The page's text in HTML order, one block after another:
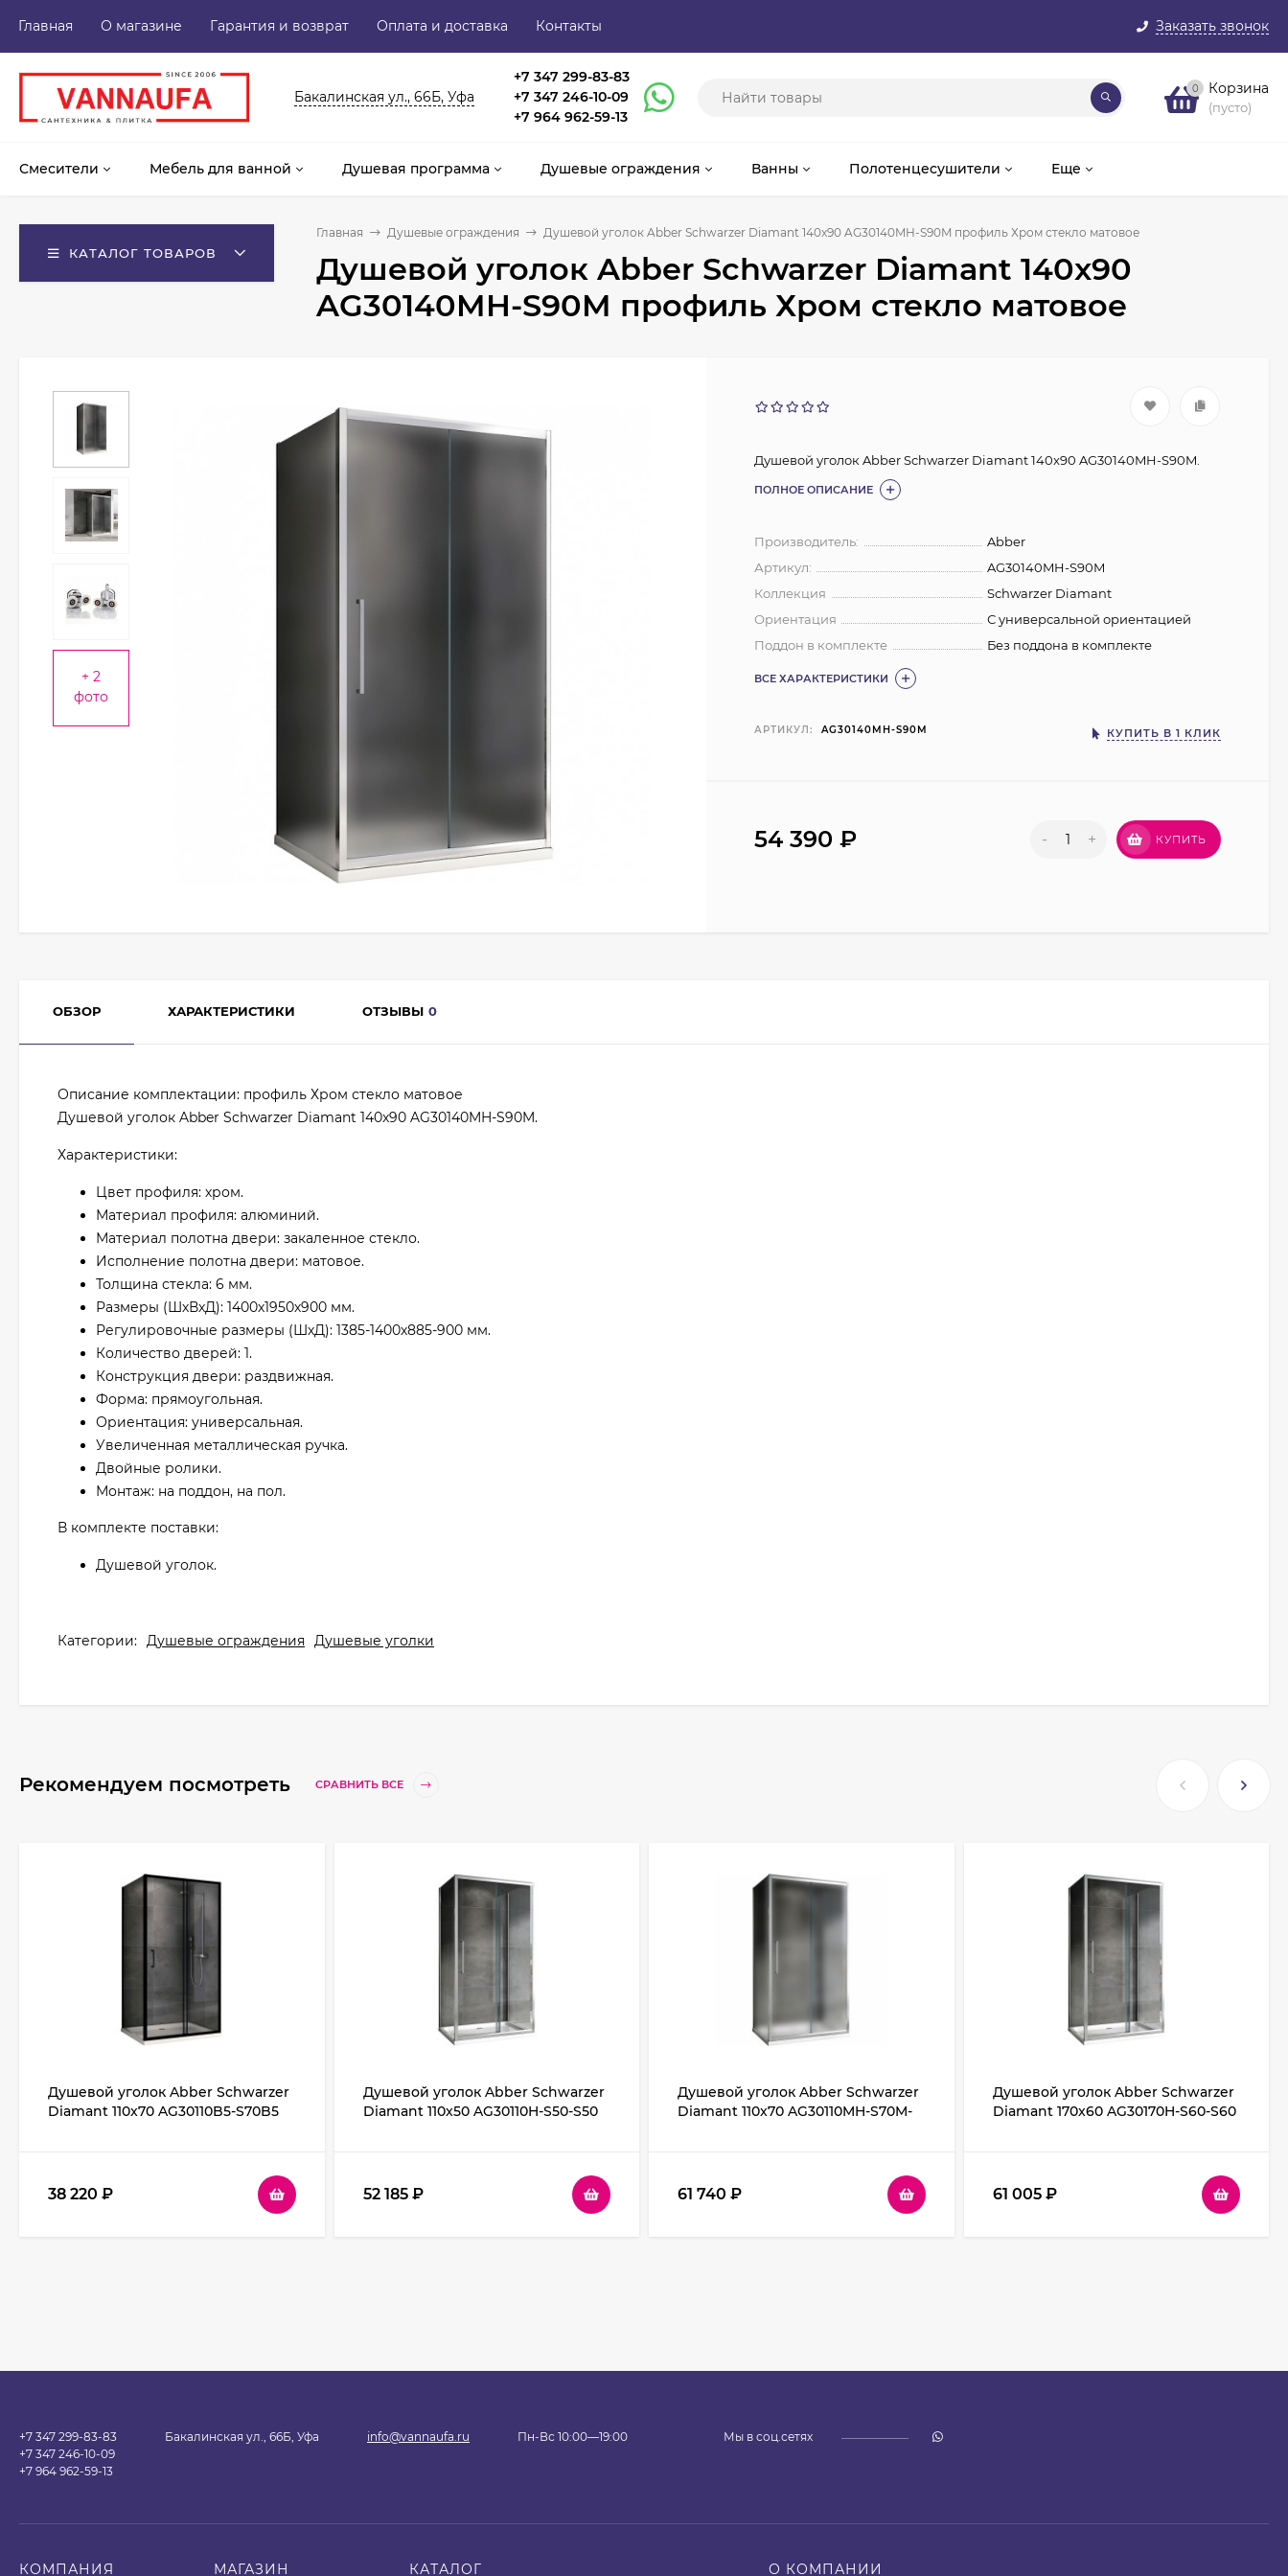
Заказать звонок
Главная О магазине Гарантия и возврат Оплата и доставка Контакты
Бакалинская ул., 66Б, Уфа
+7 347 299-83-83
+7 347 246-10-09
+7 964 962-59-13
0 Корзина
(пусто)
Смесители Мебель для ванной Душевая программа Душевые ограждения Ванны Полотенцесушители Еще
КАТАЛОГ ТОВАРОВ
Главная Душевые ограждения Душевой уголок Abber Schwarzer Diamant 140x90 AG30140MH-S90M профиль Хром стекло матовое
Душевой уголок Abber Schwarzer Diamant 140x90
AG30140MH-S90M профиль Хром стекло матовое
+ 2
фото
Душевой уголок Abber Schwarzer Diamant 140x90 AG30140MH-S90M.
ПОЛНОЕ ОПИСАНИЕ
Производитель:
Abber
Артикул:
AG30140MH-S90M
Коллекция
Schwarzer Diamant
Ориентация
С универсальной ориентацией
Поддон в комплекте
Без поддона в комплекте
ВСЕ ХАРАКТЕРИСТИКИ
АРТИКУЛ: AG30140MH-S90M КУПИТЬ В 1 КЛИК
54 390₽ - + КУПИТЬ
ОБЗОР ХАРАКТЕРИСТИКИ ОТЗЫВЫ 0
Описание комплектации: профиль Хром стекло матовое
Душевой уголок Abber Schwarzer Diamant 140x90 AG30140MH-S90M.
Характеристики:
Цвет профиля: хром.
Материал профиля: алюминий.
Материал полотна двери: закаленное стекло.
Исполнение полотна двери: матовое.
Толщина стекла: 6 мм.
Размеры (ШхВхД): 1400х1950х900 мм.
Регулировочные размеры (ШхД): 1385-1400х885-900 мм.
Количество дверей: 1.
Конструкция двери: раздвижная.
Форма: прямоугольная.
Ориентация: универсальная.
Увеличенная металлическая ручка.
Двойные ролики.
Монтаж: на поддон, на пол.
В комплекте поставки:
Душевой уголок.
Категории: Душевые ограждения Душевые уголки
Рекомендуем посмотреть СРАВНИТЬ ВСЕ
Душевой уголок Abber Schwarzer
Diamant 110x70 AG30110B5-S70B5
38 220 ₽
Душевой уголок Abber Schwarzer
Diamant 110x50 AG30110H-S50-S50
52 185 ₽
Душевой уголок Abber Schwarzer
Diamant 110x70 AG30110MH-S70M-
61 740 ₽
Душевой уголок Abber Schwarzer
Diamant 170x60 AG30170H-S60-S60
61 005 ₽
+7 347 299-83-83
+7 347 246-10-09
+7 964 962-59-13
Бакалинская ул., 66Б, Уфа info@vannaufa.ru Пн-Вс 10:00—19:00 Мы в соц.сетях
КОМПАНИЯ МАГАЗИН КАТАЛОГ О КОМПАНИИ